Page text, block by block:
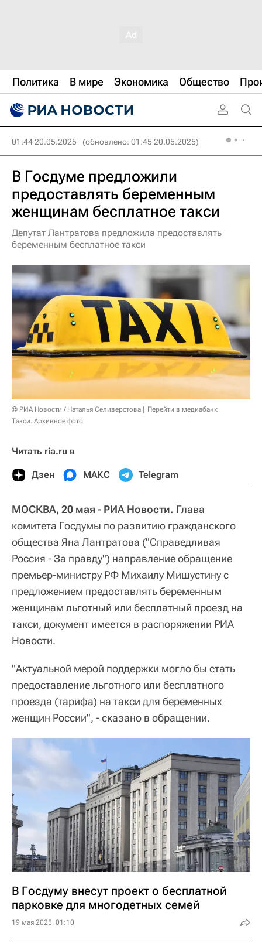
Политика В мире Экономика Общество
01:44 20.05.2025 (обновлено: 01:45 20.05.2025)
В Госдуме предложили
предоставлять беременным
женщинам бесплатное такси
Депутат Лантратова предложила предоставлять
беременным бесплатное такси
© РИА Новости / Наталья Селиверстова
Перейти в медиабанк
Такси. Архивное фото
Читать ria.ru в
Дзен МАКС Telegram
МОСКВА, 20 мая - РИА Новости. Глава
комитета Госдумы по развитию гражданского
общества Яна Лантратова ("Справедливая
Россия - За правду") направление обращение
премьер-министру РФ Михаилу Мишустину с
предложением предоставлять беременным
женщинам льготный или бесплатный проезд на
такси, документ имеется в распоряжении РИА
Новости.
"Актуальной мерой поддержки могло бы стать
предоставление льготного или бесплатного
проезда (тарифа) на такси для беременных
женщин России", - сказано в обращении.
В Госдуму внесут проект о бесплатной
парковке для многодетных семей
19 мая 2025, 01:10